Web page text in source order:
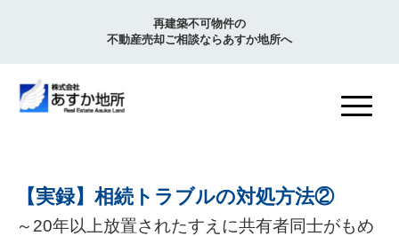
再建築不可物件の
不動産売却ご相談ならあすか地所へ
【実録】相続トラブルの対処方法②
～20年以上放置されたすえに共有者同士がもめ